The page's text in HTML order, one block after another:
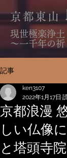
京都東山
現世極楽浄
〜一千年の祈
記事
京都浪漫
しい仏像
と塔頭寺
ken3107
2022年1月17日